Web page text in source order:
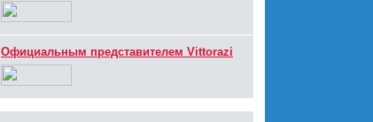
Официальным представителем Vittorazi